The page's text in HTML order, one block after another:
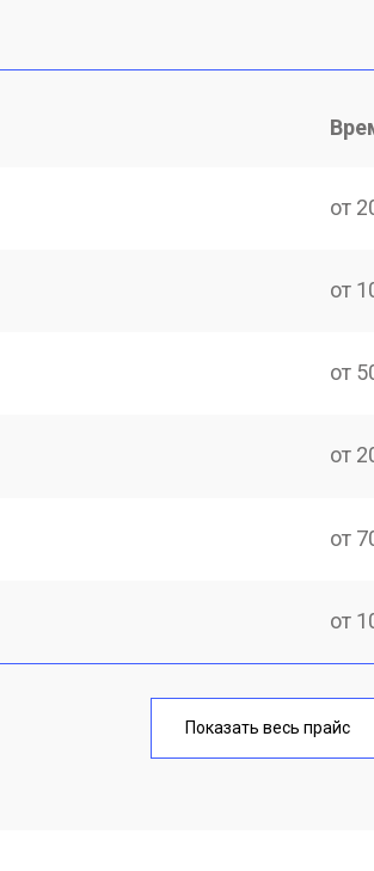
от
от
от
от
от
от
от
Показать весь прайс